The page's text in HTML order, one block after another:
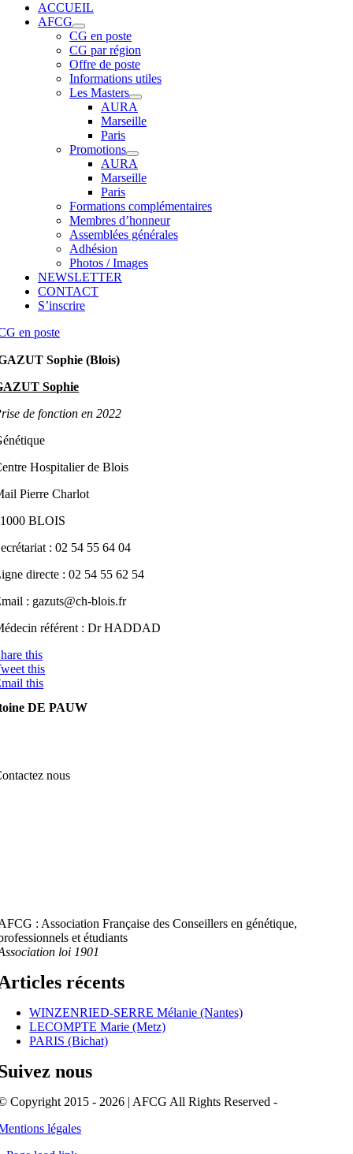
ACCUEIL
AFCG
CG en poste
CG par région
Offre de poste
Informations utiles
Les Masters
AURA
Marseille
Paris
Promotions
AURA
Marseille
Paris
Formations complémentaires
Membres d’honneur
Assemblées générales
Adhésion
Photos / Images
NEWSLETTER
CONTACT
S’inscrire
en poste
Sophie (Blois)
Sophie
de fonction en 2022
Hospitalier de Blois
Pierre Charlot
BLOIS
: 02 54 55 64 04
directe : 02 54 55 62 54
: gazuts@ch-blois.fr
référent : Dr HADDAD
this
this
this
DE PAUW
nous
: Association Française des Conseillers en génétique,
et étudiants
loi 1901
récents
WINZENRIED-SERRE Mélanie (Nantes)
LECOMPTE Marie (Metz)
PARIS (Bichat)
nous
Copyright 2015 - 2026 | AFCG All Rights Reserved -
légales